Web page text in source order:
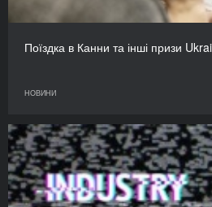
Поїздка в Канни та інші призи
НОВИНИ